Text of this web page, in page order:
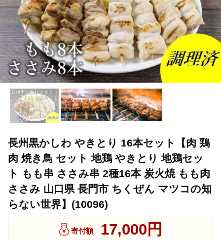
長州黒かしわ やきとり 16本セット【肉 鶏
肉 焼き鳥 セット 地鶏 やきとり 地鶏セッ
ト もも串 ささみ串 2種16本 炭火焼 もも肉
ささみ 山口県 長門市 ちくぜん マツコの知
らない世界】(10096)
寄付額 17,000円